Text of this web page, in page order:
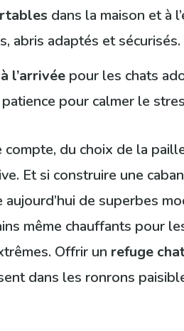
dans la maison et à
abris adaptés et sécurisés.
l’arrivée pour les chats
pour calmer le
du choix de la
Et si construire une
de superbes
même chauffants pour
Offrir un refuge
dans les ronrons